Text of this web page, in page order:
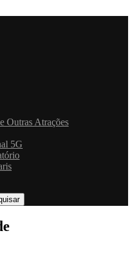
Outras Atrações
5G